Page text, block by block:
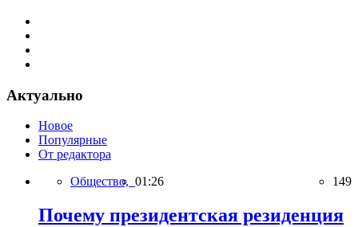
Актуально
Новое
Популярные
От редактора
Общество, 01:26 149
Почему президентская резиденция